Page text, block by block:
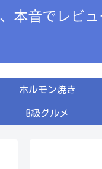
ホルモン焼き
B級グルメ